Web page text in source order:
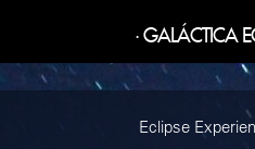
· GALÁCTICA
Eclipse